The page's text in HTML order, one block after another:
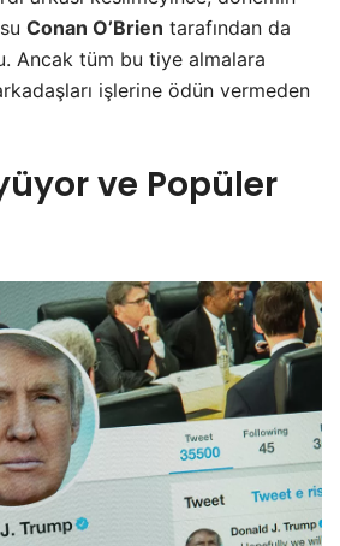
Conan O’Brien tarafından da
Ancak tüm bu tiye almalara
işlerine ödün vermeden
ve Popüler